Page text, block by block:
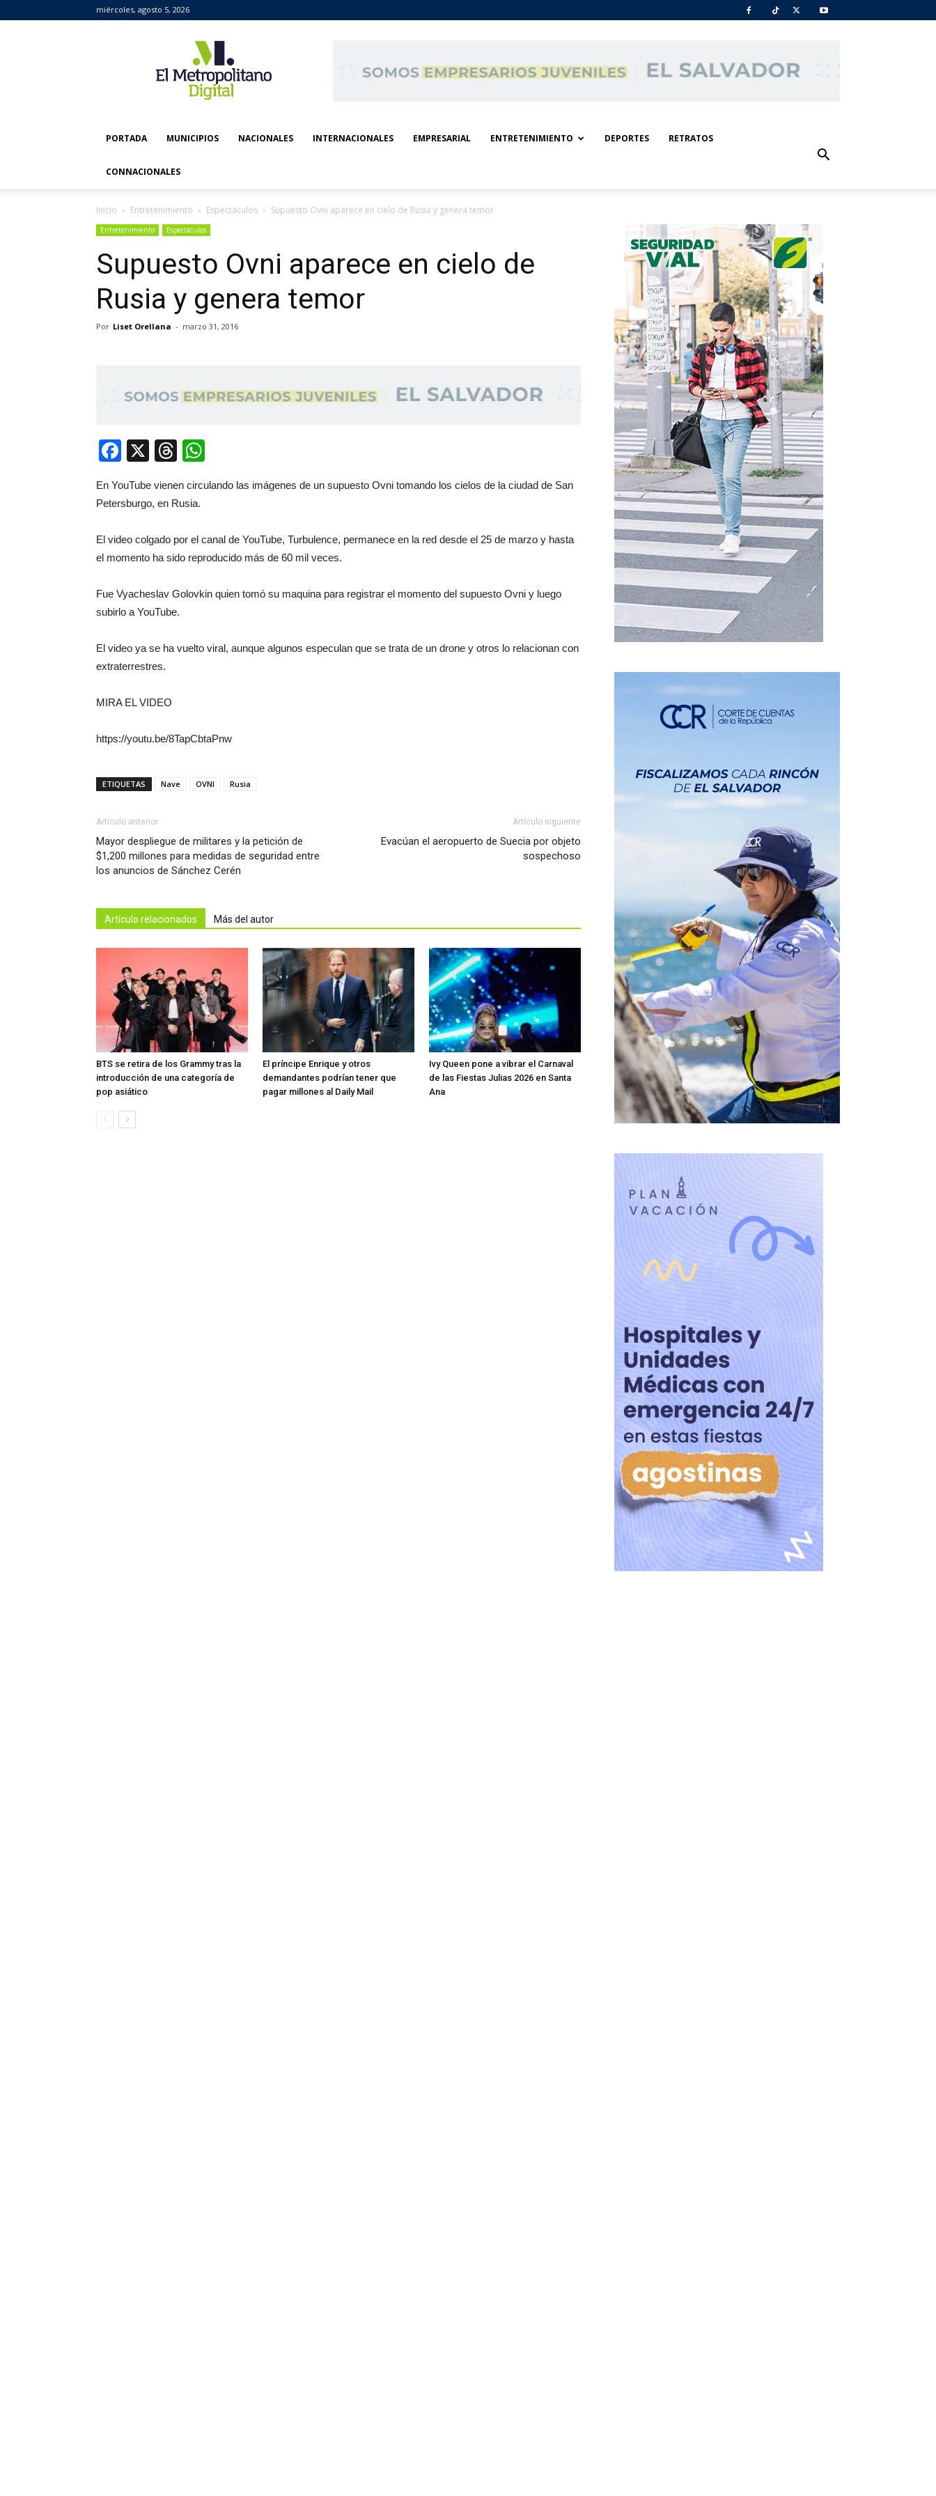
miércoles, agosto 5, 2026
Metropolitano
Digital
PORTADA MUNICIPIOS NACIONALES INTERNACIONALES EMPRESARIAL ENTRETENIMIENTO DEPORTES RETRATOS
CONNACIONALES
Inicio Entretenimiento Espectáculos Supuesto Ovni aparece en cielo de Rusia y genera temor
Entretenimiento Espectáculos
Supuesto Ovni aparece en cielo de
Rusia y genera temor
Por Liset Orellana - marzo 31, 2016
Facebook
X Threads
En YouTube vienen circulando las imágenes de un supuesto Ovni tomando los cielos de la ciudad de San
Petersburgo, en Rusia.
El video colgado por el canal de YouTube, Turbulence, permanece en la red desde el 25 de marzo y hasta
el momento ha sido reproducido más de 60 mil veces.
Fue Vyacheslav Golovkin quien tomó su maquina para registrar el momento del supuesto Ovni y luego
subirlo a YouTube.
El video ya se ha vuelto viral, aunque algunos especulan que se trata de un drone y otros lo relacionan con
extraterrestres.
MIRA EL VIDEO
https://youtu.be/8TapCbtaPnw
ETIQUETAS Nave OVNI Rusia
Artículo anterior
Mayor despliegue de militares y la petición de
$1,200 millones para medidas de seguridad entre
los anuncios de Sánchez Cerén
Artículo siguiente
Evacúan el aeropuerto de Suecia por objeto
sospechoso
Artículo relacionados Más del autor
BTS se retira de los Grammy tras la
introducción de una categoría de
pop asiático
El príncipe Enrique y otros
demandantes podrían tener que
pagar millones al Daily Mail
Ivy Queen pone a vibrar el Carnaval
de las Fiestas Julias 2026 en Santa
Ana